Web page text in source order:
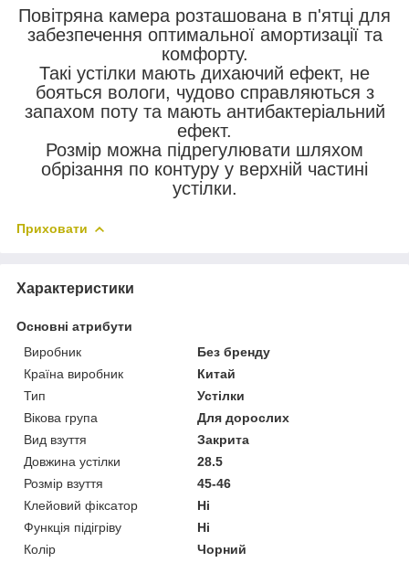
Повітряна камера розташована в п'ятці для
забезпечення оптимальної амортизації та
комфорту.
Такі устілки мають дихаючий ефект, не
бояться вологи, чудово справляються з
запахом поту та мають антибактеріальний
ефект.
Розмір можна підрегулювати шляхом
обрізання по контуру у верхній частині
устілки.
Приховати
Характеристики
Основні атрибути
Виробник
Без бренду
Країна виробник
Китай
Тип
Устілки
Вікова група
Для дорослих
Вид взуття
Закрита
Довжина устілки
28.5
Розмір взуття
45-46
Клейовий фіксатор
Ні
Функція підігріву
Ні
Колір
Чорний